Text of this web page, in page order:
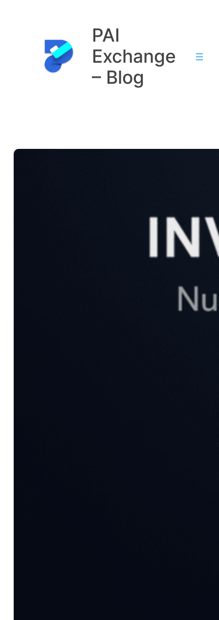
PAI
Exchange
– Blog